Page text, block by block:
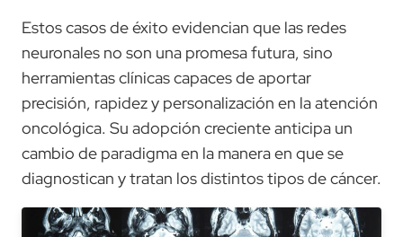
Estos casos de éxito evidencian que las redes
neuronales no son una promesa futura, sino
herramientas clínicas capaces de aportar
precisión, rapidez y personalización en la atención
oncológica. Su adopción creciente anticipa un
cambio de paradigma en la manera en que se
diagnostican y tratan los distintos tipos de cáncer.